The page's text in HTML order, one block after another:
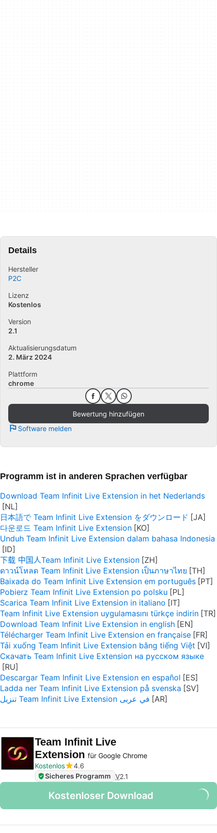
Details
Hersteller
P2C
Lizenz
Kostenlos
Version
2.1
Aktualisierungsdatum
2. März 2024
Plattform
chrome
Bewertung hinzufügen
Software melden
Programm ist in anderen Sprachen verfügbar
Download Team Infinit Live Extension in het Nederlands
日本語で Team Infinit Live Extension をダウンロード
다운로드 Team Infinit Live Extension
Unduh Team Infinit Live Extension dalam bahasa Indonesia
下载 中国人Team Infinit Live Extension
ดาวน์โหลด Team Infinit Live Extension เป็นภาษาไทย
Baixada do Team Infinit Live Extension em português
Pobierz Team Infinit Live Extension po polsku
Scarica Team Infinit Live Extension in italiano
Team Infinit Live Extension uygulamasını türkçe indirin
Download Team Infinit Live Extension in english
Télécharger Team Infinit Live Extension en française
Tải xuống Team Infinit Live Extension bằng tiếng Việt
Скачать Team Infinit Live Extension на русском языке
Descargar Team Infinit Live Extension en español
Ladda ner Team Infinit Live Extension på svenska
تنزيل Team Infinit Live Extension في عربى
Team Infinit Live
Extension für Google Chrome
Kostenlos
4.6
Sicheres Programm V2.1
Kostenloser Download